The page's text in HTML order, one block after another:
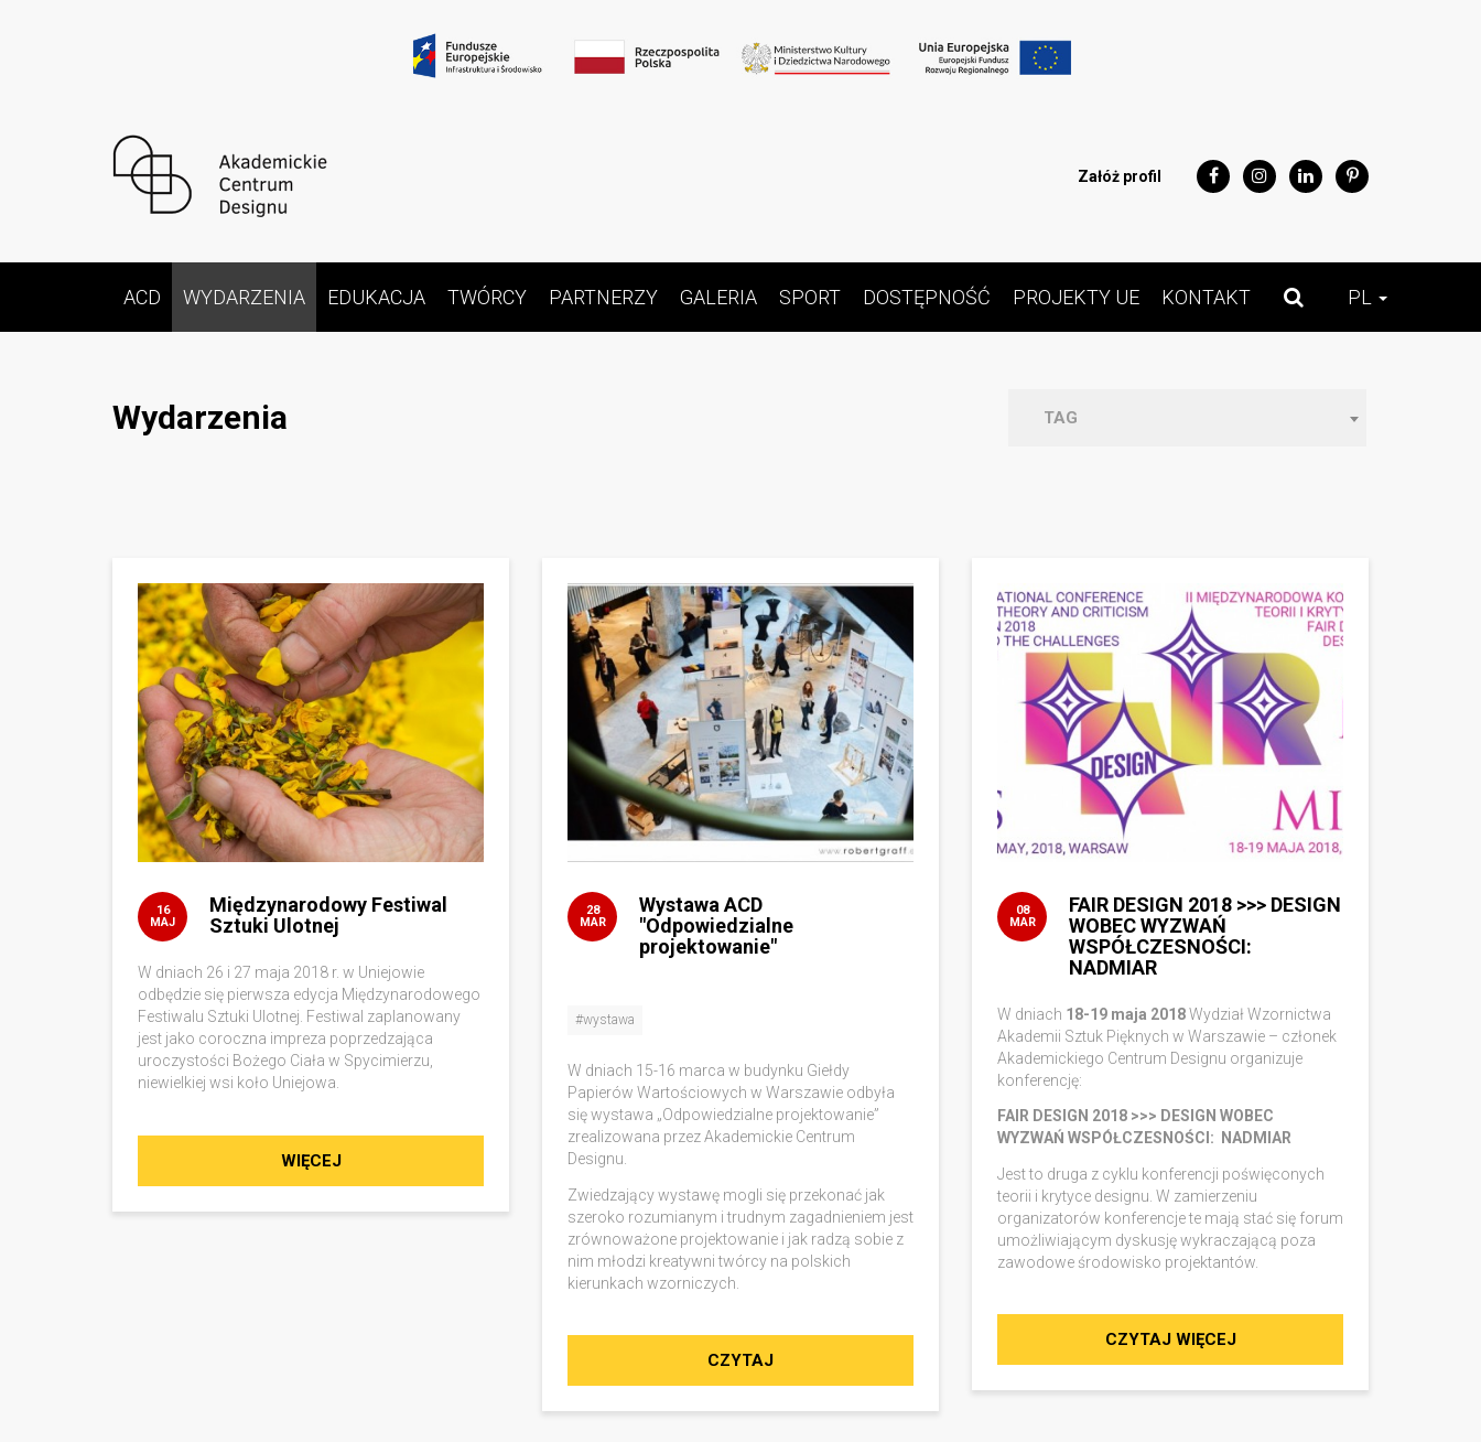
Załóż profil
ACD WYDARZENIA EDUKACJA TWÓRCY PARTNERZY GALERIA SPORT DOSTĘPNOŚĆ PROJEKTY UE KONTAKT PL
Wydarzenia TAG
Międzynarodowy Festiwal
Sztuki Ulotnej
16
MAJ
W dniach 26 i 27 maja 2018 r. w Uniejowie
odbędzie się pierwsza edycja Międzynarodowego
Festiwalu Sztuki Ulotnej. Festiwal zaplanowany
jest jako coroczna impreza poprzedzająca
uroczystości Bożego Ciała w Spycimierzu,
niewielkiej wsi koło Uniejowa.
WIĘCEJ
Wystawa ACD
"Odpowiedzialne
projektowanie"
28
MAR
#wystawa
W dniach 15-16 marca w budynku Giełdy
Papierów Wartościowych w Warszawie odbyła
się wystawa „Odpowiedzialne projektowanie”
zrealizowana przez Akademickie Centrum
Designu.
Zwiedzający wystawę mogli się przekonać jak
szeroko rozumianym i trudnym zagadnieniem jest
zrównoważone projektowanie i jak radzą sobie z
nim młodzi kreatywni twórcy na polskich
kierunkach wzorniczych.
CZYTAJ
FAIR DESIGN 2018 >>> DESIGN
WOBEC WYZWAŃ
WSPÓŁCZESNOŚCI:
NADMIAR
08
MAR
W dniach 18-19 maja 2018Wydział Wzornictwa
Akademii Sztuk Pięknych w Warszawie – członek
Akademickiego Centrum Designu organizuje
konferencję:
FAIR DESIGN 2018 >>> DESIGN WOBEC
WYZWAŃ WSPÓŁCZESNOŚCI: NADMIAR
Jest to druga z cyklu konferencji poświęconych
teorii i krytyce designu. W zamierzeniu
organizatorów konferencje te mają stać się forum
umożliwiającym dyskusję wykraczającą poza
zawodowe środowisko projektantów.
CZYTAJ WIĘCEJ